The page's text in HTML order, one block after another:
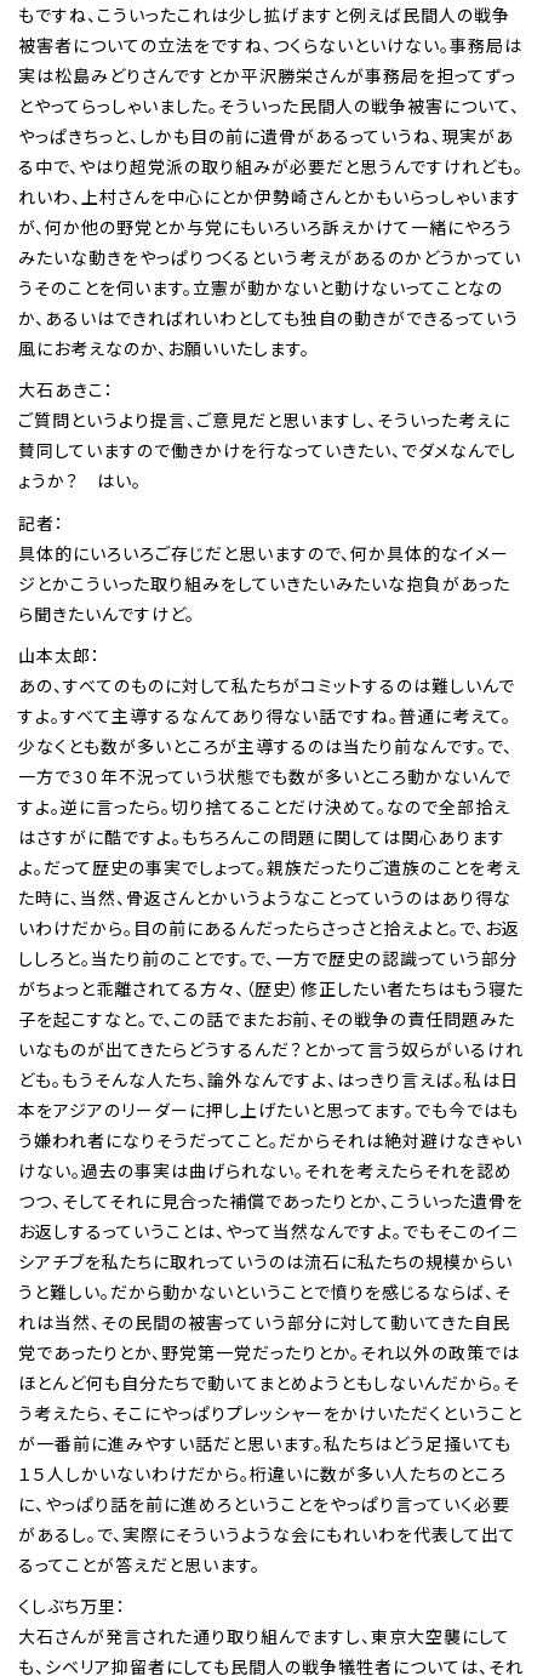
もですね、こういったこれは少し拡げますと例えば民間人の戦争
被害者についての立法をですね、つくらないといけない。事務局は
実は松島みどりさんですとか平沢勝栄さんが事務局を担ってずっ
とやってらっしゃいました。そういった民間人の戦争被害について、
やっぱきちっと、しかも目の前に遺骨があるっていうね、現実があ
る中で、やはり超党派の取り組みが必要だと思うんですけれども。
れいわ、上村さんを中心にとか伊勢崎さんとかもいらっしゃいます
が、何か他の野党とか与党にもいろいろ訴えかけて一緒にやろう
みたいな動きをやっぱりつくるという考えがあるのかどうかってい
うそのことを伺います。立憲が動かないと動けないってことなの
か、あるいはできればれいわとしても独自の動きができるっていう
風にお考えなのか、お願いいたします。
大石あきこ：
ご質問というより提言、ご意見だと思いますし、そういった考えに
賛同していますので働きかけを行なっていきたい、でダメなんでし
ょうか？ はい。
記者：
具体的にいろいろご存じだと思いますので、何か具体的なイメー
ジとかこういった取り組みをしていきたいみたいな抱負があった
ら聞きたいんですけど。
山本太郎：
あの、すべてのものに対して私たちがコミットするのは難しいんで
すよ。すべて主導するなんてあり得ない話ですね。普通に考えて。
少なくとも数が多いところが主導するのは当たり前なんです。で、
一方で３０年不況っていう状態でも数が多いところ動かないんで
すよ。逆に言ったら。切り捨てることだけ決めて。なので全部拾え
はさすがに酷ですよ。もちろんこの問題に関しては関心あります
よ。だって歴史の事実でしょって。親族だったりご遺族のことを考え
た時に、当然、骨返さんとかいうようなことっていうのはあり得な
いわけだから。目の前にあるんだったらさっさと拾えよと。で、お返
ししろと。当たり前のことです。で、一方で歴史の認識っていう部分
がちょっと乖離されてる方々、（歴史）修正したい者たちはもう寝た
子を起こすなと。で、この話でまたお前、その戦争の責任問題みた
いなものが出てきたらどうするんだ？とかって言う奴らがいるけれ
ども。もうそんな人たち、論外なんですよ、はっきり言えば。私は日
本をアジアのリーダーに押し上げたいと思ってます。でも今ではも
う嫌われ者になりそうだってこと。だからそれは絶対避けなきゃい
けない。過去の事実は曲げられない。それを考えたらそれを認め
つつ、そしてそれに見合った補償であったりとか、こういった遺骨を
お返しするっていうことは、やって当然なんですよ。でもそこのイニ
シアチブを私たちに取れっていうのは流石に私たちの規模からい
うと難しい。だから動かないということで憤りを感じるならば、そ
れは当然、その民間の被害っていう部分に対して動いてきた自民
党であったりとか、野党第一党だったりとか。それ以外の政策では
ほとんど何も自分たちで動いてまとめようともしないんだから。そ
う考えたら、そこにやっぱりプレッシャーをかけいただくということ
が一番前に進みやすい話だと思います。私たちはどう足掻いても
１５人しかいないわけだから。桁違いに数が多い人たちのところ
に、やっぱり話を前に進めろということをやっぱり言っていく必要
があるし。で、実際にそういうような会にもれいわを代表して出て
るってことが答えだと思います。
くしぶち万里：
大石さんが発言された通り取り組んでますし、東京大空襲にして
も、シベリア抑留者にしても民間人の戦争犠牲者については、それ